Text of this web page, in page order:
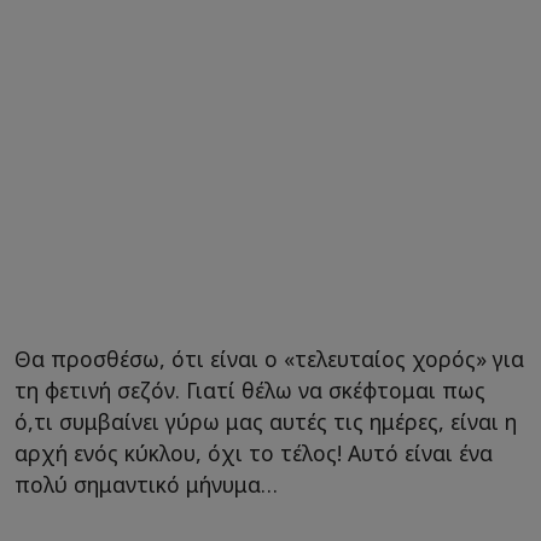
Θα προσθέσω, ότι είναι ο «τελευταίος χορός» για
τη φετινή σεζόν. Γιατί θέλω να σκέφτομαι πως
ό,τι συμβαίνει γύρω μας αυτές τις ημέρες, είναι η
αρχή ενός κύκλου, όχι το τέλος! Αυτό είναι ένα
πολύ σημαντικό μήνυμα…